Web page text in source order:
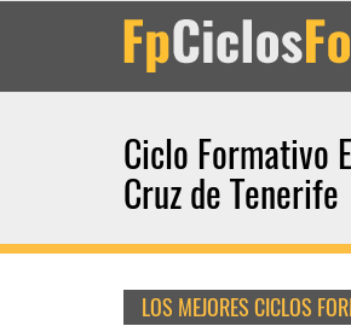
Ciclo Formativo
Cruz de Tenerife
LOS MEJORES CICLOS